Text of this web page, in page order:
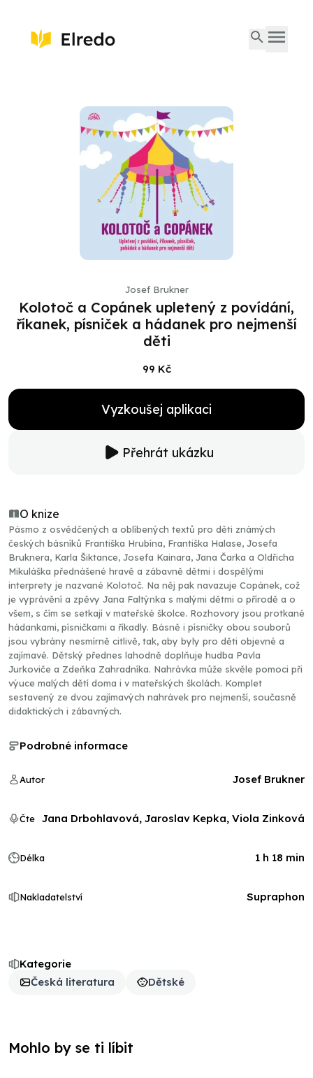
Josef Brukner
Kolotoč a Copánek upletený z povídání,
říkanek, písniček a hádanek pro nejmenší
děti
99 Kč
Vyzkoušej aplikaci
Přehrát ukázku
O knize
Pásmo z osvědčených a oblíbených textů pro děti známých
českých básníků Františka Hrubína, Františka Halase, Josefa
Bruknera, Karla Šiktance, Josefa Kainara, Jana Čarka a Oldřicha
Mikuláška přednášené hravě a zábavně dětmi i dospělými
interprety je nazvané Kolotoč. Na něj pak navazuje Copánek, což
je vyprávění a zpěvy Jana Faltýnka s malými dětmi o přírodě a o
všem, s čím se setkají v mateřské školce. Rozhovory jsou protkané
hádankami, písničkami a říkadly. Básně i písničky obou souborů
jsou vybrány nesmírně citlivě, tak, aby byly pro děti objevné a
zajímavé. Dětský přednes lahodně doplňuje hudba Pavla
Jurkoviče a Zdeňka Zahradníka. Nahrávka může skvěle pomoci při
výuce malých dětí doma i v mateřských školách. Komplet
sestavený ze dvou zajímavých nahrávek pro nejmenší, současně
didaktických i zábavných.
Kategorie
Česká literatura
Dětské
Podrobné informace
Autor Josef Brukner
Čte Jana Drbohlavová, Jaroslav Kepka, Viola Zinková
Délka 1 h 18 min
Nakladatelství Supraphon
Mohlo by se ti líbit